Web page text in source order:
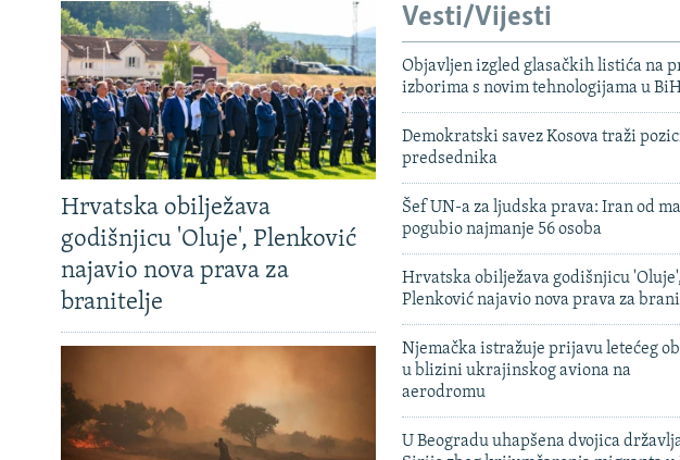
Hrvatska obilježava
godišnjicu 'Oluje', Plenković
najavio nova prava za
branitelje
Vesti/Vijesti
Objavljen izgled glasačkih listića na
izborima s novim tehnologijama u
Demokratski savez Kosova traži
predsednika
Šef UN-a za ljudska prava: Iran od
pogubio najmanje 56 osoba
Hrvatska obilježava godišnjicu 'Oluje',
Plenković najavio nova prava za
Njemačka istražuje prijavu letećeg
u blizini ukrajinskog aviona na
aerodromu
U Beogradu uhapšena dvojica